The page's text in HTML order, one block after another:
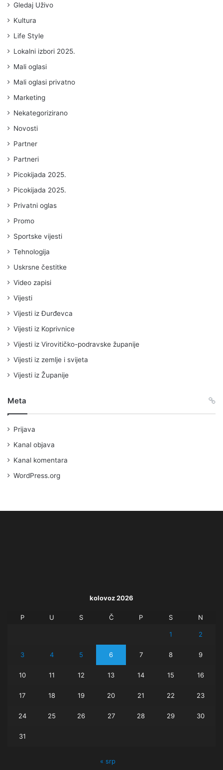
Gledaj Uživo
Kultura
Life Style
Lokalni izbori 2025.
Mali oglasi
Mali oglasi privatno
Marketing
Nekategorizirano
Novosti
Partner
Partneri
Picokijada 2025.
Picokijada 2025.
Privatni oglas
Promo
Sportske vijesti
Tehnologija
Uskrsne čestitke
Video zapisi
Vijesti
Vijesti iz Đurđevca
Vijesti iz Koprivnice
Vijesti iz Virovitičko-podravske županije
Vijesti iz zemlje i svijeta
Vijesti iz Županije
Meta
Prijava
Kanal objava
Kanal komentara
WordPress.org
kolovoz 2026
P U S Č P S N
1 2
3 4 5 6 7 8 9
10 11 12 13 14 15 16
17 18 19 20 21 22 23
24 25 26 27 28 29 30
31
« srp